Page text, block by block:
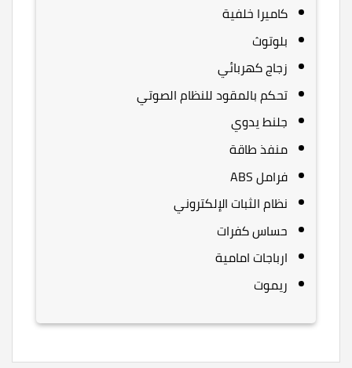
كاميرا خلفية
بلوتوث
زجاج كهربائي
تحكم بالمقود للنظام الصوتي
جلنط يدوي
منفذ طاقة
فرامل ABS
نظام الثبات الإلكتروني
حساس كفرات
ارباجات امامية
ريموت